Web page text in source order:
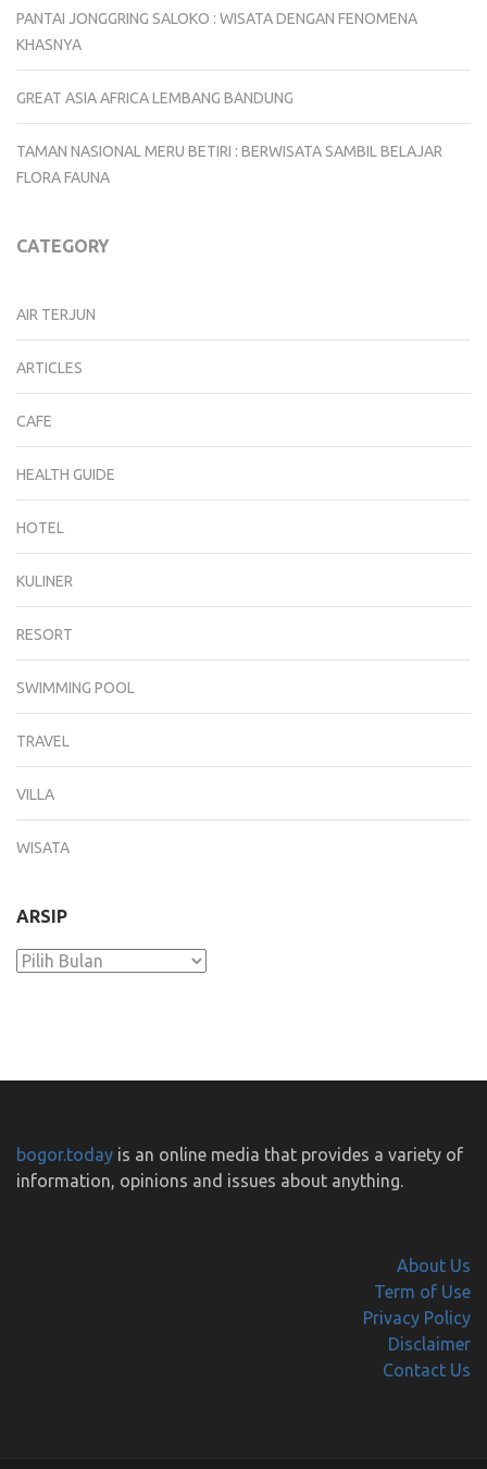
PANTAI JONGGRING SALOKO : WISATA DENGAN FENOMENA
KHASNYA
GREAT ASIA AFRICA LEMBANG BANDUNG
TAMAN NASIONAL MERU BETIRI : BERWISATA SAMBIL BELAJAR
FLORA FAUNA
CATEGORY
AIR TERJUN
ARTICLES
CAFE
HEALTH GUIDE
HOTEL
KULINER
RESORT
SWIMMING POOL
TRAVEL
VILLA
WISATA
ARSIP
Arsip
bogor.today is an online media that provides a variety of
information, opinions and issues about anything.
About Us
Term of Use
Privacy Policy
Disclaimer
Contact Us